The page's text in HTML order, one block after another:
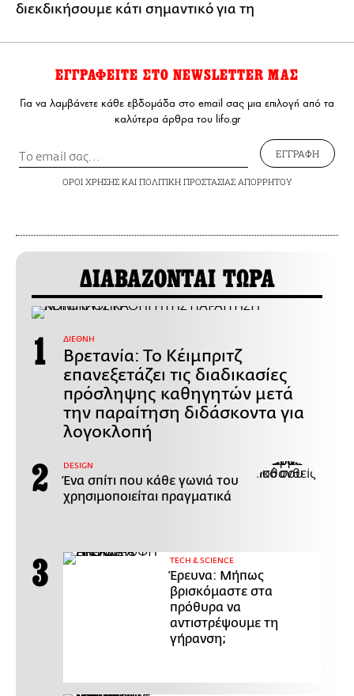
διεκδικήσουμε κάτι σημαντικό για τη
ΕΓΓΡΑΦΕΙΤΕ ΣΤΟ NEWSLETTER ΜΑΣ
Για να λαμβάνετε κάθε εβδομάδα στο email σας μια επιλογή από τα
καλύτερα άρθρα του lifo.gr
ΕΓΓΡΑΦΗ
ΟΡΟΙ ΧΡΗΣΗΣΚΑΙ ΠΟΛΙΤΙΚΗ ΠΡΟΣΤΑΣΙΑΣ ΑΠΟΡΡΗΤΟΥ
ΔΙΑΒΑΖΟΝΤΑΙ ΤΩΡΑ
ΔΙΕΘΝΗ
Βρετανία: Το Κέιμπριτζ
επανεξετάζει τις διαδικασίες
πρόσληψης καθηγητών μετά
την παραίτηση διδάσκοντα για
λογοκλοπή
DESIGN
Ένα σπίτι που κάθε γωνιά του
χρησιμοποιείται πραγματικά
ΤECH & SCIENCE
Έρευνα: Μήπως
βρισκόμαστε στα
πρόθυρα να
αντιστρέψουμε τη
γήρανση;